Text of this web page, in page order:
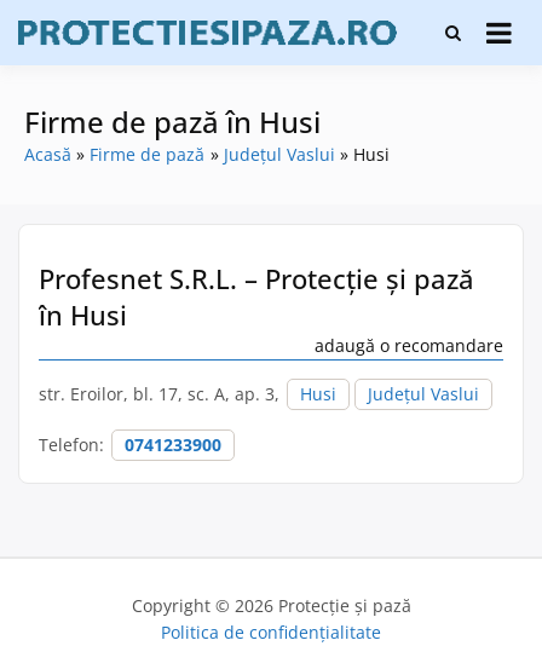
content
Firme de
protecție și
Firme de pază în Husi
Acasă Firme de pază Județul Vaslui Husi
Profesnet S.R.L. – Protecție și pază
în Husi
adaugă o recomandare
str. Eroilor, bl. 17, sc. A, ap. 3, Husi Județul Vaslui
Telefon: 0741233900
Copyright © 2026 Protecție și pază
Politica de confidențialitate